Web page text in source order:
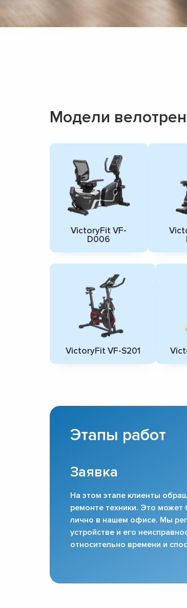
Модели
VictoryFit VF-
D006
VictoryFit VF-S201
Этапы работ
Заявка
На этом этапе клиенты
ремонте техники. Это может
лично в нашем офисе. Мы
устройстве и его
относительно времени и